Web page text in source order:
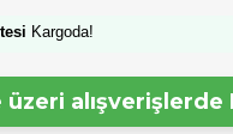
Kargoda!
üzeri alışverişlerde